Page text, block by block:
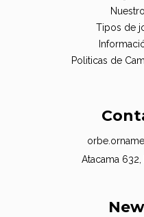
Tipos de
Politicas de
Atacama